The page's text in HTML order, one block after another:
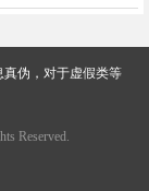
伪，对于虚假类等
Reserved.